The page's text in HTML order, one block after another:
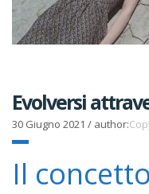
Evolversi
30 Giugno 2021 / author:
Il